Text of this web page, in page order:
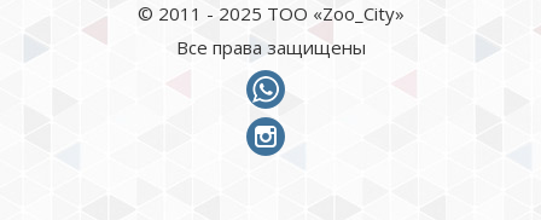
© 2011 - 2025 ТОО «Zoo_City»
Все права защищены